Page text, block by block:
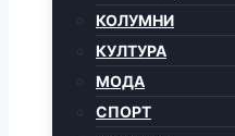
КОЛУМНИ
КУЛТУРА
МОДА
СПОРТ